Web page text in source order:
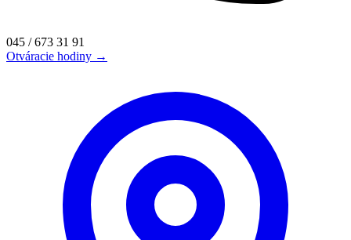
045 / 673 31 91
Otváracie hodiny →